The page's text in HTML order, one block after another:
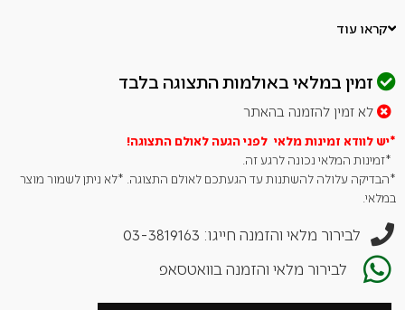
ניתן לעשות שימוש בשבבים בגרילי גז, פחמים או מעשנה.
הטעם הייחודי נוצר מחלחול הטעם האמיתי של הנוזלים המבשילים
בחביות. טעם זה מעניק ניחוח טבעי למזון המעושן.
2.5 ס"מ.
קראו עוד
זמין במלאי באולמות התצוגה בלבד
לא זמין להזמנה בהאתר
*יש לוודא זמינות מלאי לפני הגעה לאולם התצוגה!
*זמינות המלאי נכונה לרגע זה.
*הבדיקה עלולה להשתנות עד הגעתכם לאולם התצוגה. *לא ניתן לשמור מוצר
במלאי.
לבירור מלאי והזמנה חייגו: 03-3819163
לבירור מלאי והזמנה בוואטסאפ